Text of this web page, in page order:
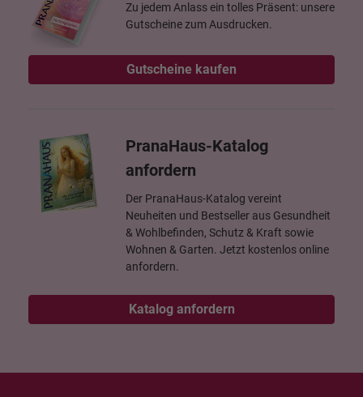
Zu jedem Anlass ein tolles Präsent: unsere
Gutscheine zum Ausdrucken.
Gutscheine kaufen
PranaHaus-Katalog
anfordern
Der PranaHaus-Katalog vereint
Neuheiten und Bestseller aus Gesundheit
& Wohlbefinden, Schutz & Kraft sowie
Wohnen & Garten. Jetzt kostenlos online
anfordern.
Katalog anfordern